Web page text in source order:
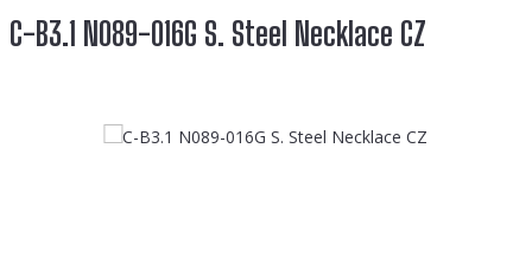
C-B3.1 N089-016G S. Steel Necklace CZ
Bildergalerie überspringen